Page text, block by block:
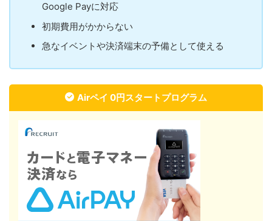
Google Payに対応
初期費用がかからない
急なイベントや決済端末の予備として使える
Airペイ 0円スタートプログラム